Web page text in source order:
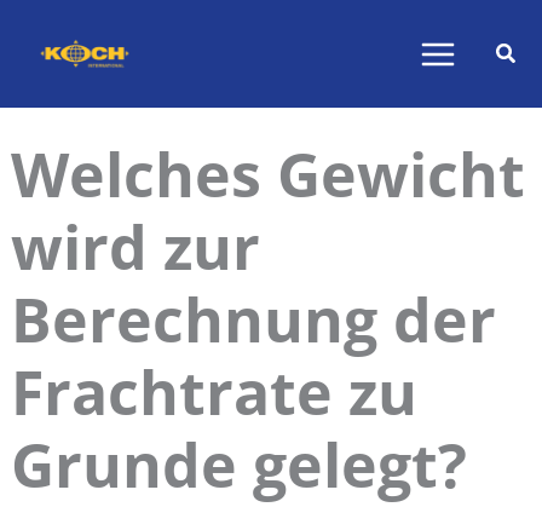
Inhalt
Welches Gewicht
wird zur
Berechnung der
Frachtrate zu
Grunde gelegt?